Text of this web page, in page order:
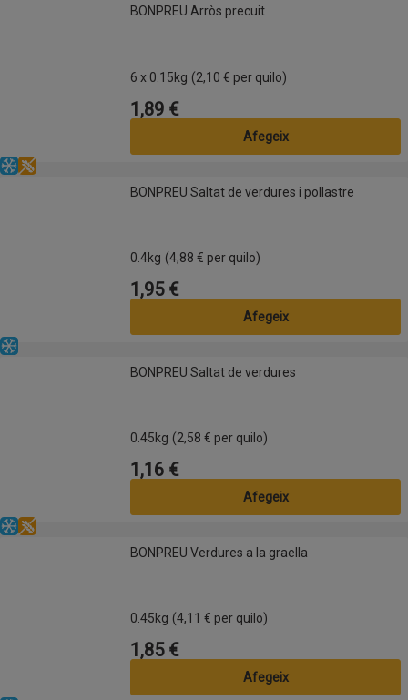
BONPREU Arròs precuitBONPREU Arròs precuit
6 x 0.15kg (2,10 € per quilo)
Preu
1,89 €
Afegeix
BONPREU Saltat de verdures i pollastre
Congelat
Sense gluten
BONPREU Saltat de verdures i pollastre
0.4kg (4,88 € per quilo)
Preu
1,95 €
Afegeix
BONPREU Saltat de verdures
Congelat
BONPREU Saltat de verdures
0.45kg (2,58 € per quilo)
Preu
1,16 €
Afegeix
BONPREU Verdures a la graella
Congelat
Sense gluten
BONPREU Verdures a la graella
0.45kg (4,11 € per quilo)
Preu
1,85 €
Afegeix